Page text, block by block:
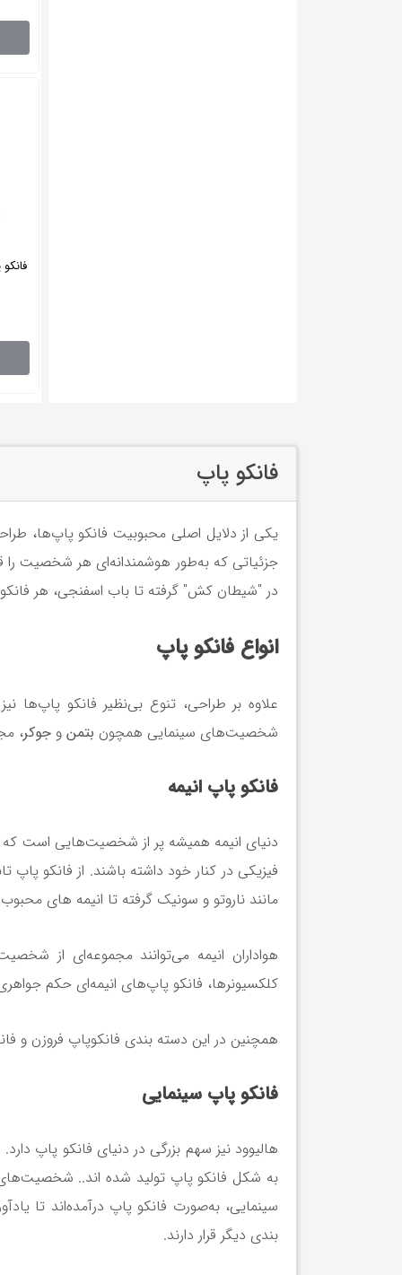
فانکو پاپ
یکی از دلایل اصلی محبوبیت فانکو پاپ‌ها،
جزئیاتی که به‌طور هوشمندانه‌ای هر شخصیت را
در "شیطان کش" گرفته تا باب اسفنجی، هر
انواع فانکو پاپ
علاوه بر طراحی، تنوع بی‌نظیر فانکو پاپ‌ها
شخصیت‌های سینمایی همچون بتمن و جوکر،
فانکو پاپ انیمه
دنیای انیمه همیشه پر از شخصیت‌هایی است که
فیزیکی در کنار خود داشته باشند. از فانکو
مانند ناروتو و سونیک گرفته تا انیمه های
هواداران انیمه می‌توانند مجموعه‌ای از
کلکسیونرها، فانکو پاپ‌های انیمه‌ای حکم
همچنین در این دسته بندی فانکوپاپ فروزن و
فانکو پاپ سینمایی
هالیوود نیز سهم بزرگی در دنیای فانکو پاپ
به شکل فانکو پاپ تولید شده اند..
سینمایی، به‌صورت فانکو پاپ درآمده‌اند تا
بندی دیگر قرار دارند.